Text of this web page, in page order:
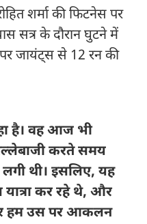
शर्मा की फिटनेस पर
सत्र के दौरान घुटने में
जायंट्स से 12 रन की
है। वह आज भी
करते समय
लगी थी। इसलिए, यह
कर रहे थे, और
हम उस पर आकलन